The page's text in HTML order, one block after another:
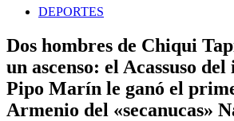
DEPORTES
Dos hombres de Chiqui
un ascenso: el Acassuso
Pipo Marín le ganó el
Armenio del «secanucas»